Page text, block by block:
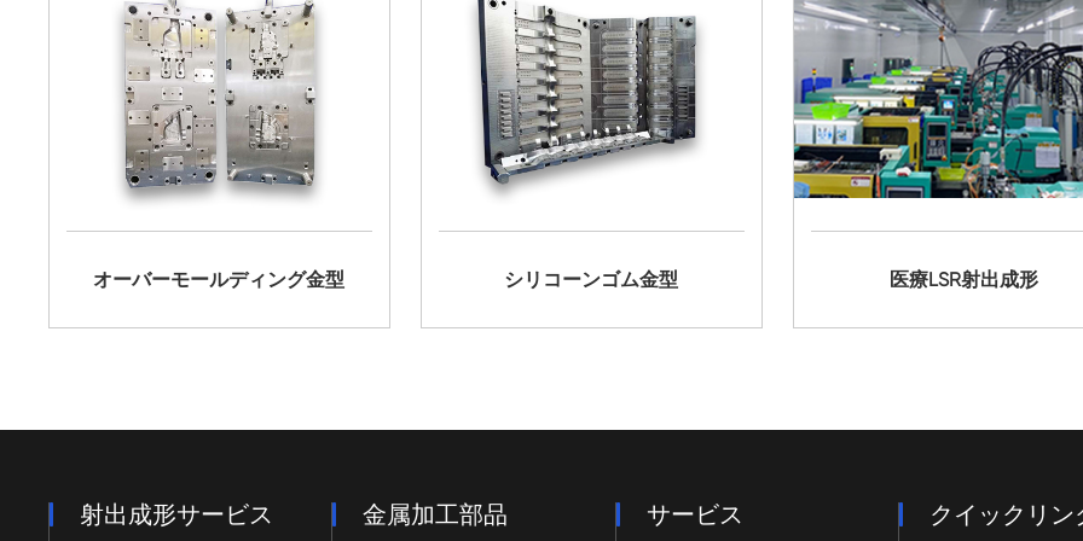
オーバーモールディング金型 シリコーンゴム金型 医療LSR射出成形
射出成形サービス 金属加工部品 サービス クイックリン